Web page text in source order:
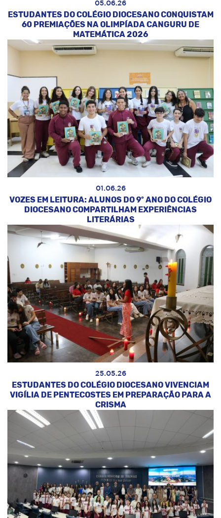
05.06.26
ESTUDANTES DO COLÉGIO DIOCESANO CONQUISTAM
60 PREMIAÇÕES NA OLIMPÍADA CANGURU DE
MATEMÁTICA 2026
01.06.26
VOZES EM LEITURA: ALUNOS DO 9º ANO DO COLÉGIO
DIOCESANO COMPARTILHAM EXPERIÊNCIAS
LITERÁRIAS
25.05.26
ESTUDANTES DO COLÉGIO DIOCESANO VIVENCIAM
VIGÍLIA DE PENTECOSTES EM PREPARAÇÃO PARA A
CRISMA